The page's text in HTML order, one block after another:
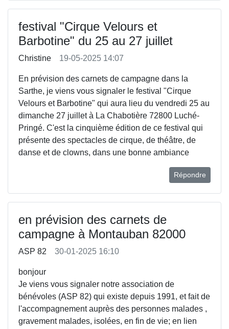
festival "Cirque Velours et
Barbotine" du 25 au 27 juillet
Christine 19-05-2025 14:07
En prévision des carnets de campagne dans la
Sarthe, je viens vous signaler le festival "Cirque
Velours et Barbotine" qui aura lieu du vendredi 25 au
dimanche 27 juillet à La Chabotière 72800 Luché-
Pringé. C'est la cinquième édition de ce festival qui
présente des spectacles de cirque, de théâtre, de
danse et de clowns, dans une bonne ambiance
Répondre
en prévision des carnets de
campagne à Montauban 82000
ASP 82 30-01-2025 16:10
bonjour
Je viens vous signaler notre association de
bénévoles (ASP 82) qui existe depuis 1991, et fait de
l'accompagnement auprès des personnes malades ,
gravement malades, isolées, en fin de vie; en lien